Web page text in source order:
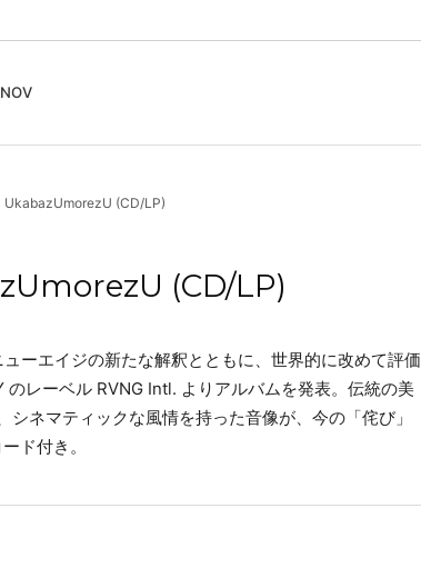
Jazz
Techno
Goods
リスト
UkabazUmorezU (CD/LP)
(CD/LP)
ーエイジの新たな解釈とともに、世界的に改めて評価
レーベル RVNG Intl. よりアルバムを発表。伝統の美
ネマティックな風情を持った音像が、今の「侘び」
ド付き。